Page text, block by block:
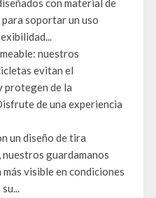
con material de
soportar un uso
nuestros
evitan el
protegen de la
de una experiencia
un diseño de tira
guardamanos
visible en condiciones